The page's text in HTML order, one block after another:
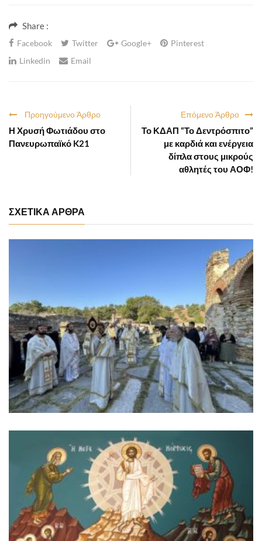
Share :
Facebook Twitter Google+
Pinterest
Linkedin
Email
Επόμενο Άρθρο
Το ΚΔΑΠ “Το Δεντρόσπιτο”
με καρδιά και ενέργεια
δίπλα στους μικρούς
αθλητές του ΑΟΦ!
Προηγούμενο Άρθρο
Η Χρυσή Φωτιάδου στο
Πανευρωπαϊκό K21
ΣΧΕΤΙΚΑ ΑΡΘΡΑ